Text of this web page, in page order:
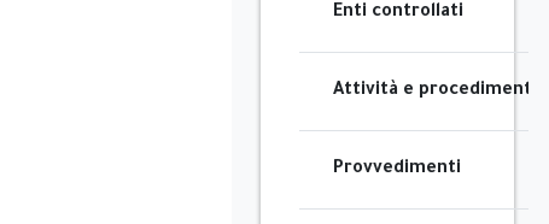
Enti controllati
Attività e procedimenti
Provvedimenti